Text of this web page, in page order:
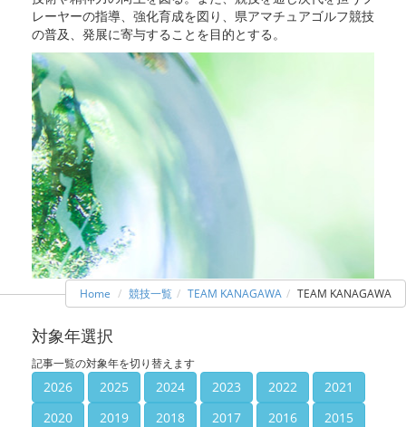
レーヤーの指導、強化育成を図り、県アマチュアゴルフ競技
の普及、発展に寄与することを目的とする。
Home 競技一覧 TEAM KANAGAWA TEAM KANAGAWA
対象年選択
記事一覧の対象年を切り替えます
2026 2025 2024 2023 2022
2021
2020
2019 2018 2017 2016
2015